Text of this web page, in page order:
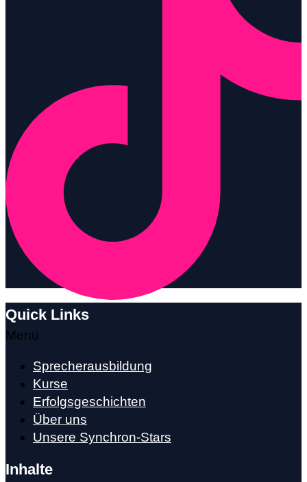
Quick Links
Menü
Sprecherausbildung
Kurse
Erfolgsgeschichten
Über uns
Unsere Synchron-Stars
Inhalte